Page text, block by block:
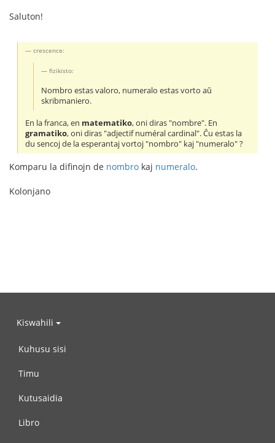
Saluton!
crescence:
fizikisto:
Nombro estas valoro, numeralo estas vorto aŭ
skribmaniero.
En la franca, en matematiko, oni diras "nombre". En
gramatiko, oni diras "adjectif numéral cardinal". Ĉu estas la
du sencoj de la esperantaj vortoj "nombro" kaj "numeralo" ?
Komparu la difinojn de nombro kaj numeralo.
Kolonjano
Kiswahili
Kuhusu sisi
Timu
Kutusaidia
Libro